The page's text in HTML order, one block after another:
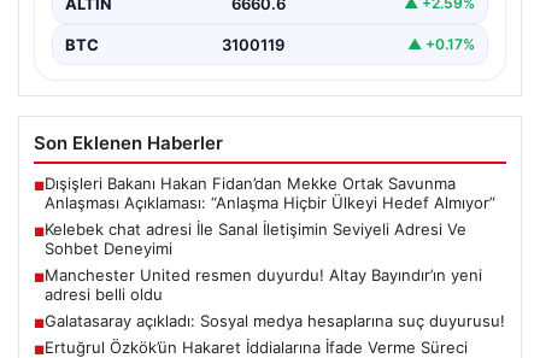
BTC 3100119 ▲ +0.17%
Son Eklenen Haberler
■Dışişleri Bakanı Hakan Fidan’dan Mekke Ortak Savunma
Anlaşması Açıklaması: “Anlaşma Hiçbir Ülkeyi Hedef Almıyor”
■Kelebek chat adresi İle Sanal İletişimin Seviyeli Adresi Ve
Sohbet Deneyimi
■Manchester United resmen duyurdu! Altay Bayındır’ın yeni
adresi belli oldu
■Galatasaray açıkladı: Sosyal medya hesaplarına suç duyurusu!
■Ertuğrul Özkök’ün Hakaret İddialarına İfade Verme Süreci